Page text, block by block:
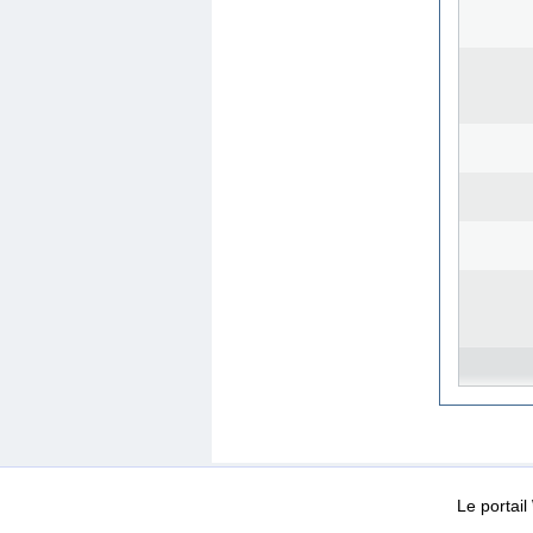
Conditions d’utilisation
Le portail